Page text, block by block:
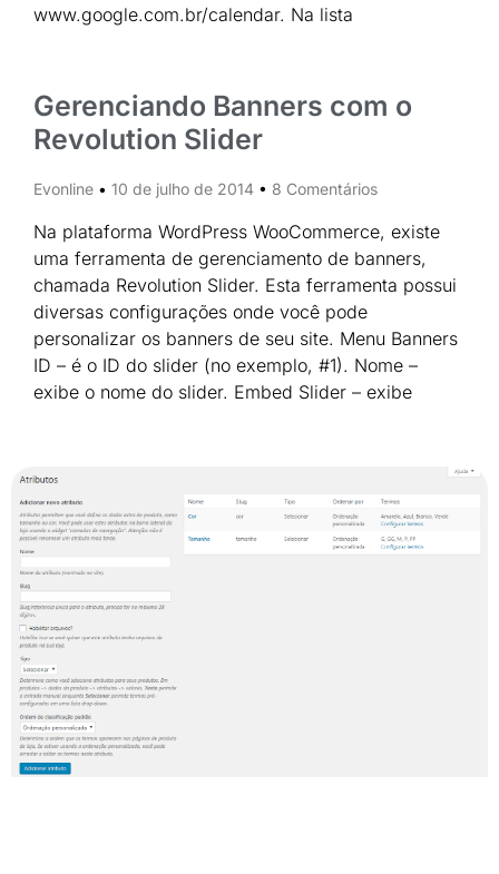
www.google.com.br/calendar. Na lista
Gerenciando Banners com o
Revolution Slider
Evonline 10 de julho de 2014 8 Comentários
Na plataforma WordPress WooCommerce, existe
uma ferramenta de gerenciamento de banners,
chamada Revolution Slider. Esta ferramenta possui
diversas configurações onde você pode
personalizar os banners de seu site. Menu Banners
ID – é o ID do slider (no exemplo, #1). Nome –
exibe o nome do slider. Embed Slider – exibe